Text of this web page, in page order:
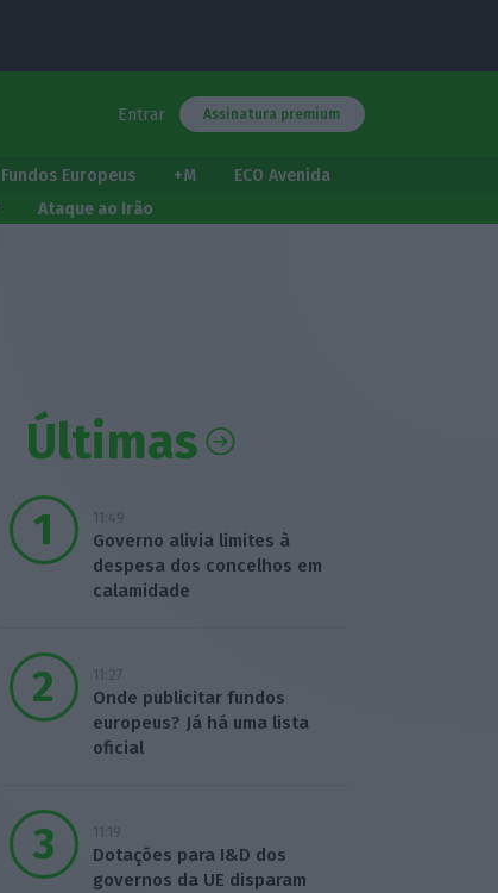
Entrar Assinatura premium
Fundos Europeus +M
ECO Avenida
Ataque ao Irão
Últimas
11:49
Governo alivia limites à
despesa dos concelhos em
calamidade
11:27
Onde publicitar fundos
europeus? Já há uma lista
oficial
11:19
Dotações para I&D dos
governos da UE disparam